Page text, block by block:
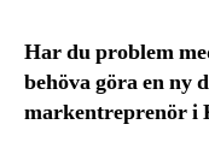
Har du problem
behöva göra en ny
markentreprenör i